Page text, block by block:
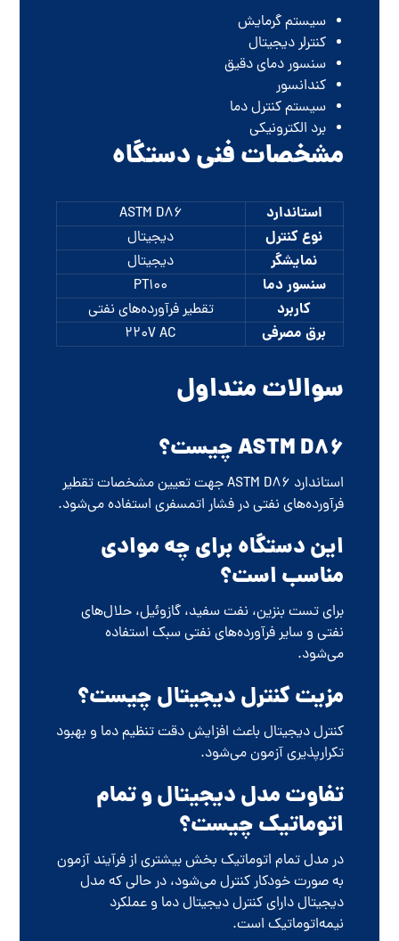
سیستم گرمایش
کنترلر دیجیتال
سنسور دمای دقیق
کندانسور
سیستم کنترل دما
برد الکترونیکی
مشخصات فنی دستگاه
استاندارد ASTM D86
نوع کنترل دیجیتال
نمایشگر دیجیتال
سنسور دما PT100
کاربرد تقطیر فرآورده‌های نفتی
برق مصرفی ۲۲۰V AC
سوالات متداول
ASTM D86 چیست؟
استاندارد ASTM D86 جهت تعیین مشخصات تقطیر
فرآورده‌های نفتی در فشار اتمسفری استفاده می‌شود.
این دستگاه برای چه موادی
مناسب است؟
برای تست بنزین، نفت سفید، گازوئیل، حلال‌های
نفتی و سایر فرآورده‌های نفتی سبک استفاده
می‌شود.
مزیت کنترل دیجیتال چیست؟
کنترل دیجیتال باعث افزایش دقت تنظیم دما و بهبود
تکرارپذیری آزمون می‌شود.
تفاوت مدل دیجیتال و تمام
اتوماتیک چیست؟
در مدل تمام اتوماتیک بخش بیشتری از فرآیند آزمون
به صورت خودکار کنترل می‌شود، در حالی که مدل
دیجیتال دارای کنترل دیجیتال دما و عملکرد
نیمه‌اتوماتیک است.